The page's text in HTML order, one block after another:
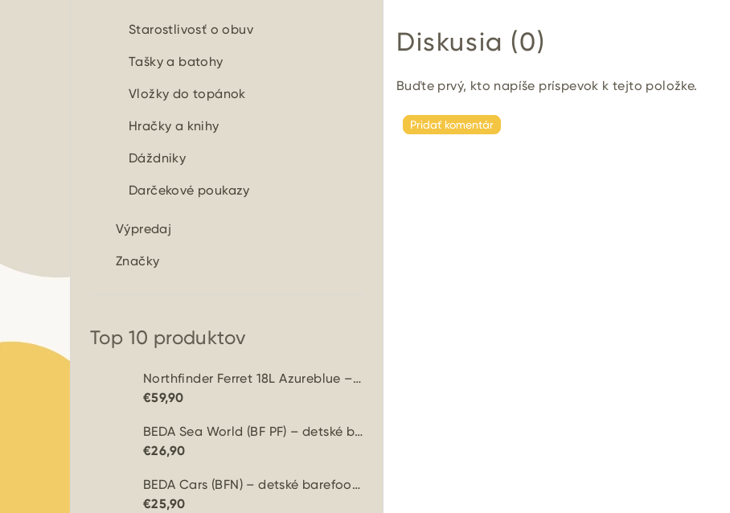
Starostlivosť o obuv
Tašky a batohy
Vložky do topánok
Hračky a knihy
Dáždniky
Darčekové poukazy
Výpredaj
Značky
Top 10 produktov
Northfinder Ferret 18L Azureblue – ľahký skialpový batoh
€59,90
BEDA Sea World (BF PF) – detské barefoot papuče
€26,90
BEDA Cars (BFN) – detské barefoot papuče
€25,90
Diskusia (0)
Buďte prvý, kto napíše príspevok k tejto položke.
Pridať komentár